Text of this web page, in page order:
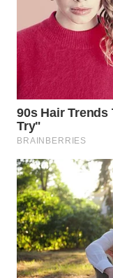
WAHANANEWS
NET
WAHANA
SPORT
WAHANA
UMKM
WAHANA
SELEB
WAHANA
PERSONA
WAHANA